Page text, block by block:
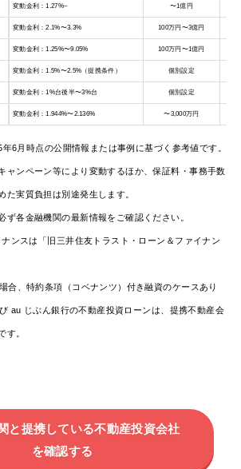
変動金利：1.27%~ 〜1億円
変動金利：2.1%〜3.3% 100万円〜3億円
変動金利：1.25%〜9.05% 100万円〜1億円
変動金利：1.5%〜2.5%（提携条件） 個別設定
変動金利：1%台後半〜3%台 個別設定
変動金利：1.944%〜2.136% 〜3,000万円
6月時点の公開情報または事例に基づく参考値です。
ャンペーン等により変動するほか、保証料・事務手数
た実質負担は別途発生します。
各金融機関の最新情報をご確認ください。
ンスは「旧三井住友トラスト・ローン＆ファイナン
合、特約条項（コベナンツ）付き融資のケースあり
au じぶん銀行の不動産投資ローンは、提携不動産会
す。
と提携している不動産投資会社
を確認する